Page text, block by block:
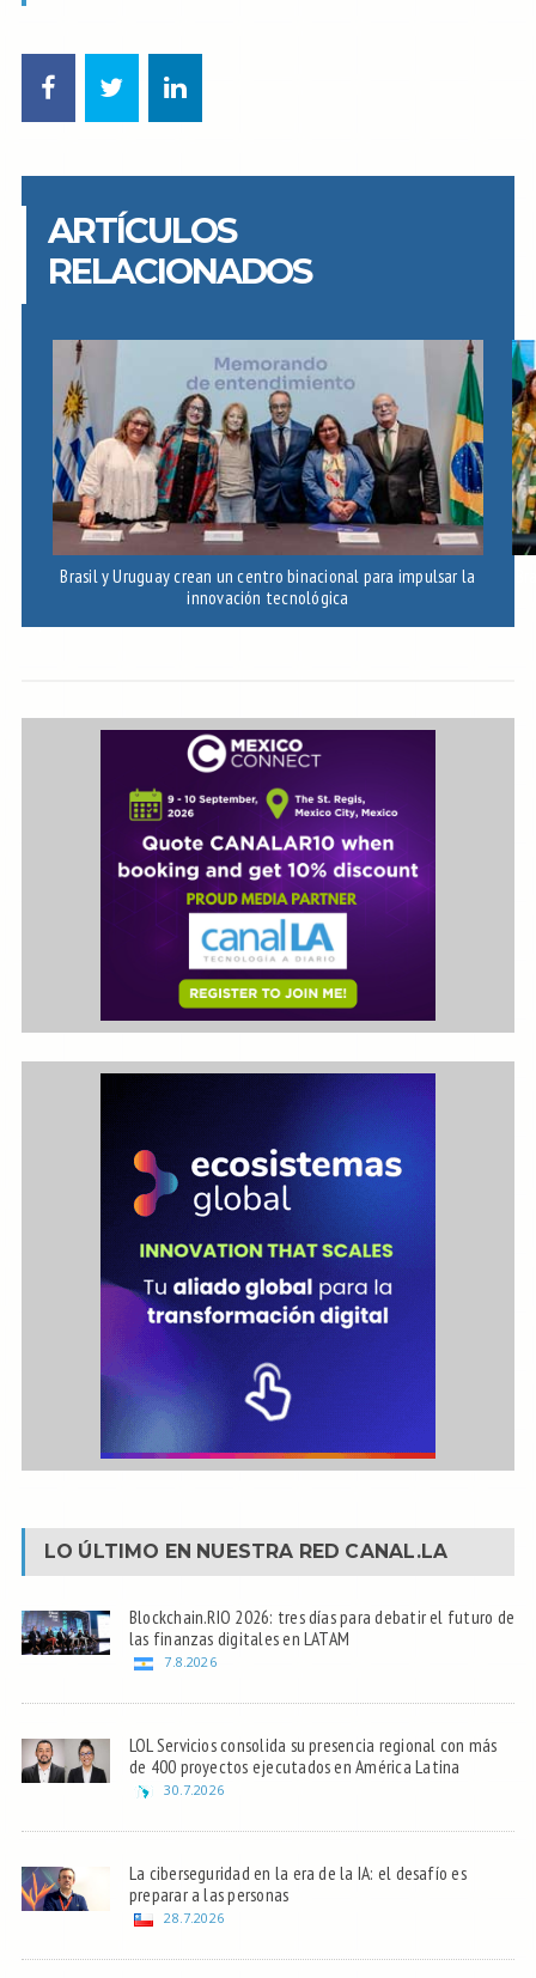
ARTÍCULOS
RELACIONADOS
Brasil y Uruguay crean un centro binacional para impulsar la
innovación tecnológica
LO ÚLTIMO EN NUESTRA RED CANAL.LA
Blockchain.RIO 2026: tres días para debatir el futuro de
las finanzas digitales en LATAM
7.8.2026
LOL Servicios consolida su presencia regional con más
de 400 proyectos ejecutados en América Latina
30.7.2026
La ciberseguridad en la era de la IA: el desafío es
preparar a las personas
28.7.2026